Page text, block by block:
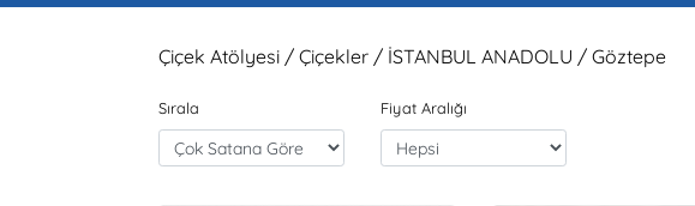
Çiçek Atölyesi / Çiçekler / İSTANBUL ANADOLU / Göztepe
Sırala Fiyat Aralığı